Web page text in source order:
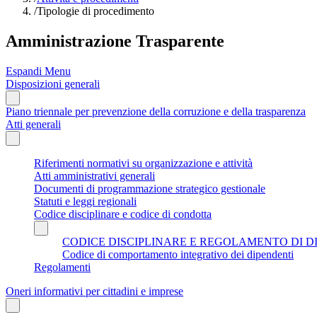
/Tipologie di procedimento
Amministrazione Trasparente
Espandi Menu
Disposizioni generali
Piano triennale per prevenzione della corruzione e della trasparenza
Atti generali
Riferimenti normativi su organizzazione e attività
Atti amministrativi generali
Documenti di programmazione strategico gestionale
Statuti e leggi regionali
Codice disciplinare e codice di condotta
CODICE DISCIPLINARE E REGOLAMENTO DI
Codice di comportamento integrativo dei dipendenti
Regolamenti
Oneri informativi per cittadini e imprese